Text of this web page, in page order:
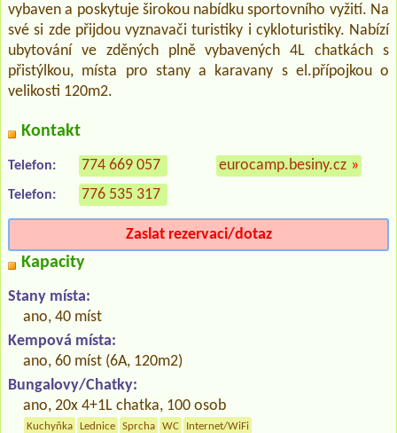
vybaven a poskytuje širokou nabídku sportovního vyžití. Na
své si zde přijdou vyznavači turistiky i cykloturistiky. Nabízí
ubytování ve zděných plně vybavených 4L chatkách s
přistýlkou, místa pro stany a karavany s el.přípojkou o
velikosti 120m2.
Kontakt
Telefon: 774 669 057
Telefon: 776 535 317
eurocamp.besiny.cz »
Zaslat rezervaci/dotaz
Kapacity
Stany místa:
ano, 40 míst
Kempová místa:
ano, 60 míst (6A, 120m2)
Bungalovy/Chatky:
ano, 20x 4+1L chatka, 100 osob
Kuchyňka Lednice Sprcha WC
Internet/WiFi